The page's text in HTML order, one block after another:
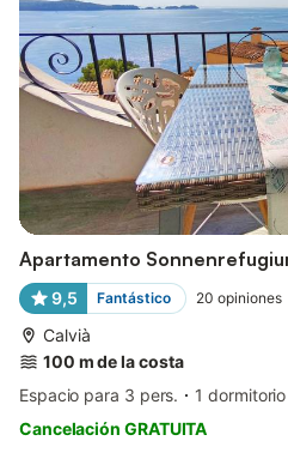
Apartamento
9,5 Fantástico 20 opiniones
Calvià
100 m de la costa
Espacio para 3 pers.
1 dormitorio
Cancelación GRATUITA